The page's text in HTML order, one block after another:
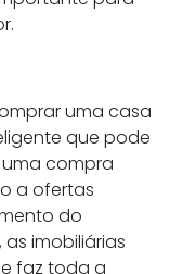
uma casa
que pode
compra
a ofertas
do
imobiliárias
faz toda a